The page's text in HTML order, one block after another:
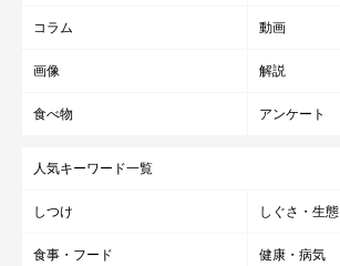
コラム 動画
画像 解説
食べ物 アンケート
人気キーワード一覧
しつけ しぐさ・生態
食事・フード 健康・病気